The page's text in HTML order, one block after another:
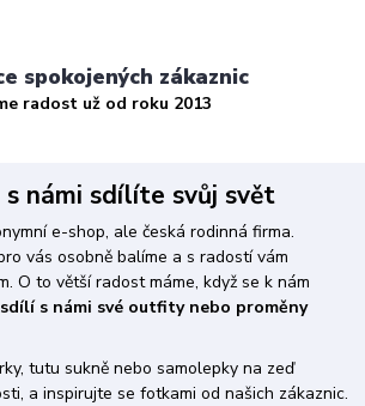
spokojených zákaznic
radost už od roku 2013
s námi sdílíte svůj svět
e-shop, ale česká rodinná firma.
vás osobně balíme a s radostí vám
O to větší radost máme, když se k nám
s námi své outfity nebo proměny
tutu sukně nebo samolepky na zeď
a inspirujte se fotkami od našich zákaznic.